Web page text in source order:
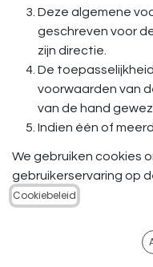
Deze algemene
geschreven voor
zijn directie.
De
voorwaarden van
van de hand
Indien één of
gedeeltelijk nietig
worden, dan blijft
voorwaarden
treden teneinde
We gebruiken cookies
gebruikerservaring op
Cookiebeleid